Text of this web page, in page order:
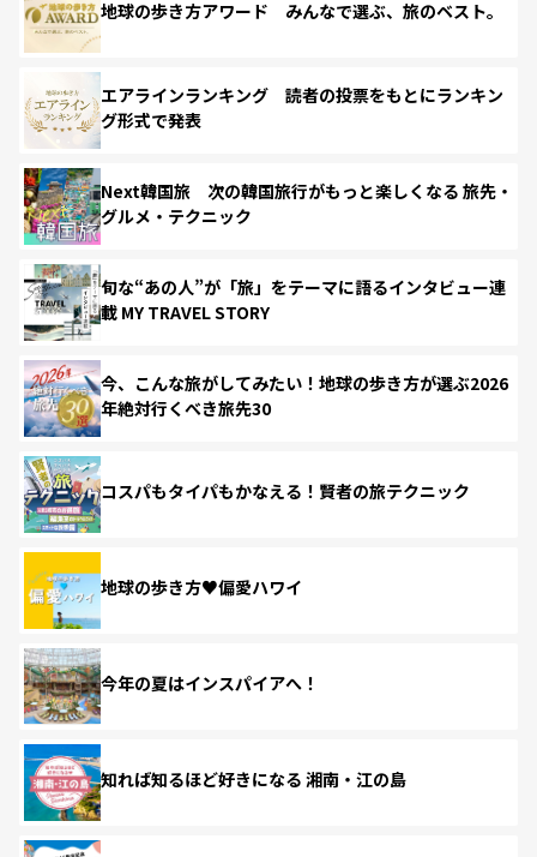
地球の歩き方アワード みんなで選ぶ、旅のベスト。
エアラインランキング 読者の投票をもとにランキン
グ形式で発表
Next韓国旅 次の韓国旅行がもっと楽しくなる 旅先・
グルメ・テクニック
旬な“あの人”が「旅」をテーマに語るインタビュー連
載 MY TRAVEL STORY
今、こんな旅がしてみたい！地球の歩き方が選ぶ2026
年絶対行くべき旅先30
コスパもタイパもかなえる！賢者の旅テクニック
地球の歩き方♥偏愛ハワイ
今年の夏はインスパイアへ！
知れば知るほど好きになる 湘南・江の島